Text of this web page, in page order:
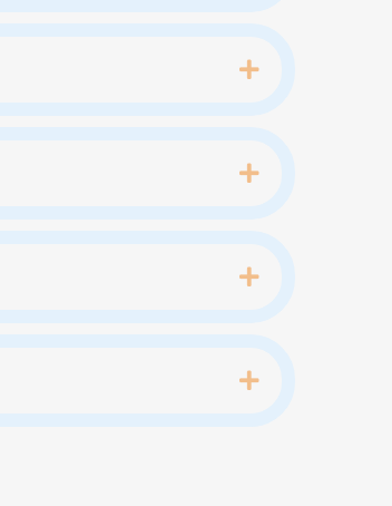
Expand
Expand
Expand
Expand